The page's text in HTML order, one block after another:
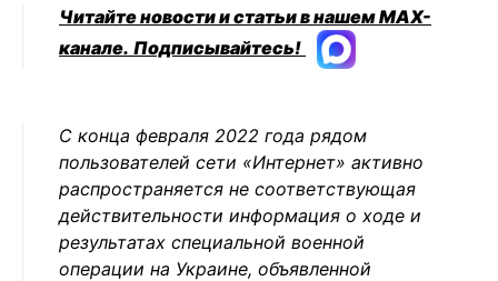
Читайте новости и статьи в нашем MAX-
канале. Подписывайтесь!
С конца февраля 2022 года рядом
пользователей сети «Интернет» активно
распространяется не соответствующая
действительности информация о ходе и
результатах специальной военной
операции на Украине, объявленной